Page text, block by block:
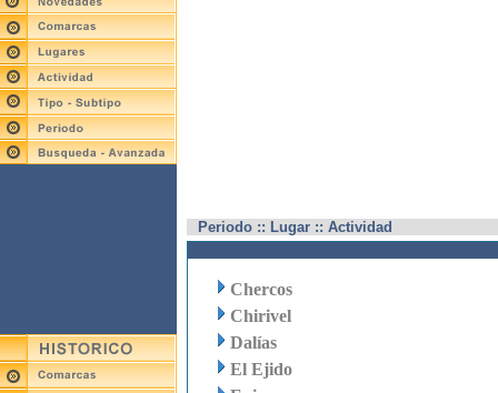
Periodo :: Lugar :: Actividad
Chercos
Chirivel
Dalías
El Ejido